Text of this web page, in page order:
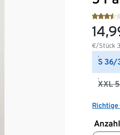
€/Stück
S 36/
XXL
Richtige
Anzahl